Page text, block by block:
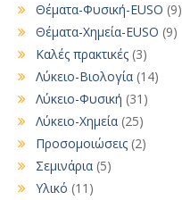
Θέματα-Φυσική-EUSO (9)
Θέματα-Χημεία-EUSO (9)
Καλές πρακτικές (3)
Λύκειο-Βιολογία (14)
Λύκειο-Φυσική (31)
Λύκειο-Χημεία (25)
Προσομοιώσεις (2)
Σεμινάρια (5)
Υλικό (11)